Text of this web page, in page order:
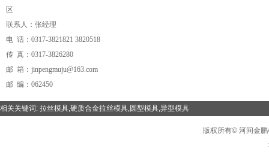
区
联系人：张经理
电 话：0317-3821821 3820518
传 真：0317-3826280
邮 箱：jinpengmuju@163.com
邮 编：062450
相关关键词: 拉丝模具,硬质合金拉丝模具,圆型模具,异型模具
版权所有© 河间金